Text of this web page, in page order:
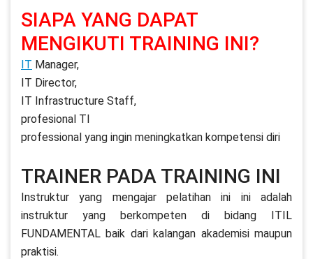
SIAPA YANG DAPAT
MENGIKUTI TRAINING INI?
IT Manager,
IT Director,
IT Infrastructure Staff,
profesional TI
professional yang ingin meningkatkan kompetensi diri
TRAINER PADA TRAINING INI
Instruktur yang mengajar pelatihan ini ini adalah
instruktur yang berkompeten di bidang ITIL
FUNDAMENTAL baik dari kalangan akademisi maupun
praktisi.